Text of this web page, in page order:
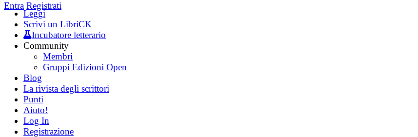
Entra Registrati
Leggi
Scrivi un LibriCK
Incubatore letterario
Community
Membri
Gruppi Edizioni Open
Blog
La rivista degli scrittori
Punti
Aiuto!
Log In
Registrazione